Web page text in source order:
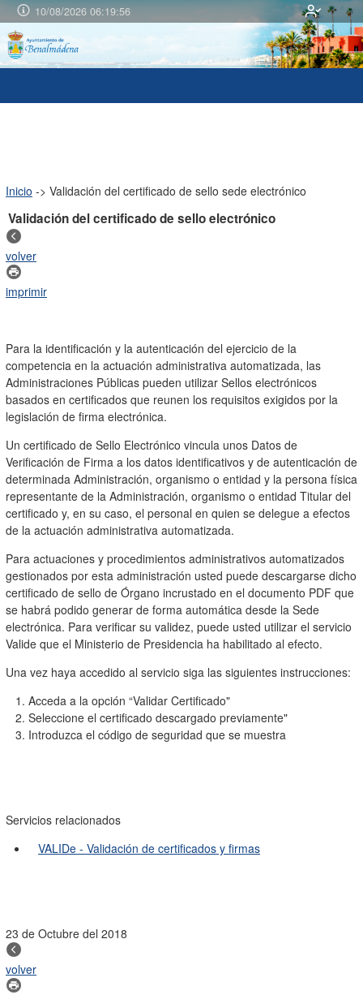
10/08/2026 06:19:57
Inicio -> Validación del certificado de sello sede electrónico
Validación del certificado de sello electrónico
volver
imprimir
Para la identificación y la autenticación del ejercicio de la
competencia en la actuación administrativa automatizada, las
Administraciones Públicas pueden utilizar Sellos electrónicos
basados en certificados que reunen los requisitos exigidos por la
legislación de firma electrónica.
Un certificado de Sello Electrónico vincula unos Datos de
Verificación de Firma a los datos identificativos y de autenticación de
determinada Administración, organismo o entidad y la persona física
representante de la Administración, organismo o entidad Titular del
certificado y, en su caso, el personal en quien se delegue a efectos
de la actuación administrativa automatizada.
Para actuaciones y procedimientos administrativos automatizados
gestionados por esta administración usted puede descargarse dicho
certificado de sello de Órgano incrustado en el documento PDF que
se habrá podido generar de forma automática desde la Sede
electrónica. Para verificar su validez, puede usted utilizar el servicio
Valide que el Ministerio de Presidencia ha habilitado al efecto.
Una vez haya accedido al servicio siga las siguientes instrucciones:
1. Acceda a la opción “Validar Certificado"
2. Seleccione el certificado descargado previamente"
3. Introduzca el código de seguridad que se muestra
Servicios relacionados
VALIDe - Validación de certificados y firmas
23 de Octubre del 2018
volver